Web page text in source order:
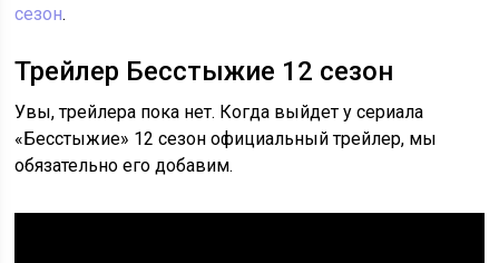
сезон.
Трейлер Бесстыжие 12 сезон
Увы, трейлера пока нет. Когда выйдет у сериала
«Бесстыжие» 12 сезон официальный трейлер, мы
обязательно его добавим.